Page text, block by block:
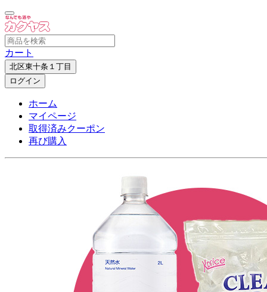
カート
北区東十条１丁目
ログイン
ホーム
マイページ
取得済みクーポン
再び購入